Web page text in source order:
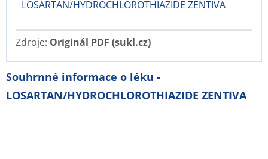
LOSARTAN/HYDROCHLOROTHIAZIDE ZENTIVA
Zdroje: Originál PDF (sukl.cz)
Souhrnné informace o léku -
LOSARTAN/HYDROCHLOROTHIAZIDE ZENTIVA